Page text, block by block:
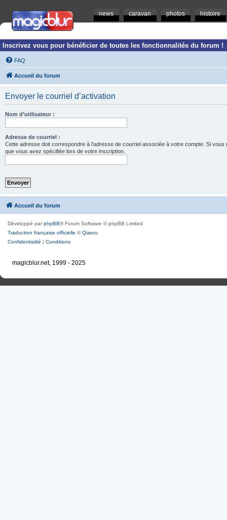
news caravan photos histoire
Inscrivez vous pour bénéficier de toutes les fonctionnalités du forum !
FAQ
Accueil du forum
Envoyer le courriel d’activation
Nom d’utilisateur :
Adresse de courriel :
Cette adresse doit correspondre à l’adresse de courriel associée à votre compte. Si vous
que vous avez spécifiée lors de votre inscription.
Accueil du forum
Développé parphpBB® Forum Software © phpBB Limited
Traduction française officielle ©Qiaeru
Confidentialité | Conditions
magicblur.net, 1999 - 2025